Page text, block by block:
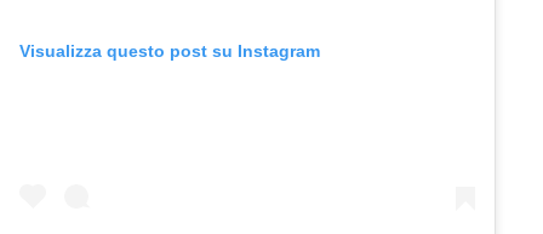
Visualizza questo post su Instagram